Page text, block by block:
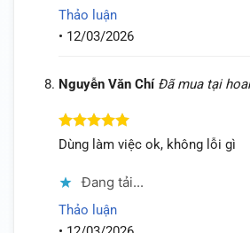
Thảo luận
• 12/03/2026
Nguyễn Văn Chí Đã mua tại
Được xếp
hạng
Dùng làm việc ok, không lỗi gì
Đang tải...
Thảo luận